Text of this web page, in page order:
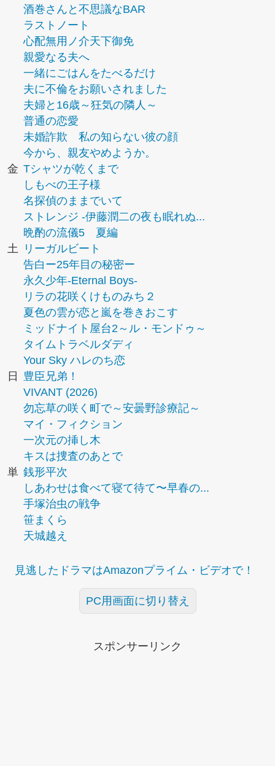
酒巻さんと不思議なBAR
ラストノート
心配無用ノ介天下御免
親愛なる夫へ
一緒にごはんをたべるだけ
夫に不倫をお願いされました
夫婦と16歳～狂気の隣人～
普通の恋愛
未婚詐欺 私の知らない彼の顔
今から、親友やめようか。
金 Tシャツが乾くまで
しもべの王子様
名探偵のままでいて
ストレンジ -伊藤潤二の夜も眠れぬ...
晩酌の流儀5 夏編
土
リーガルビート
告白ー25年目の秘密ー
永久少年-Eternal Boys-
リラの花咲くけものみち２
夏色の雲が恋と嵐を巻きおこす
ミッドナイト屋台2～ル・モンドゥ～
タイムトラベルダディ
Your Sky ハレのち恋
日
豊臣兄弟！
VIVANT (2026)
勿忘草の咲く町で～安曇野診療記～
マイ・フィクション
一次元の挿し木
キスは捜査のあとで
単 銭形平次
しあわせは食べて寝て待て〜早春の...
手塚治虫の戦争
笹まくら
天城越え
見逃したドラマはAmazonプライム・ビデオで！
PC用画面に切り替え
スポンサーリンク